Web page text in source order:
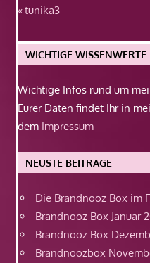
Vorheriger
Beitrag:
tunika3
WICHTIGE WISSENWERTE
Wichtige Infos rund um
Eurer Daten findet Ihr in
dem Impressum
NEUSTE BEITRÄGE
Die Brandnooz Box im
Brandnooz Box Januar
Brandnooz Box
Brandnoozbox